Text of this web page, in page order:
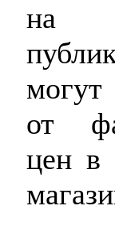
на
могут
от
цен в